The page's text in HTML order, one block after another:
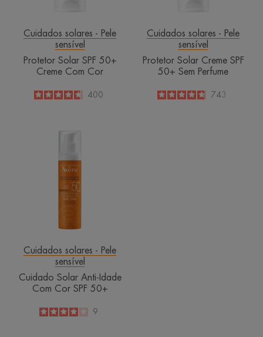
Cuidados solares - Pele
sensível
Protetor Solar SPF 50+
Creme Com Cor
4.6
/
5
400
Cuidados solares - Pele
sensível
Protetor Solar Creme SPF
50+ Sem Perfume
4.8
/
5
743
Idade
Com
Cor
Cuidados solares - Pele
sensível
Cuidado Solar Anti-Idade
Com Cor SPF 50+
4
/
5
9